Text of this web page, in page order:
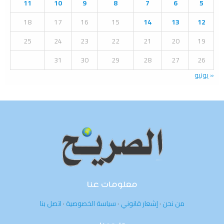
C
H
5
6
7
8
9
10
11
12
13
14
15
16
17
18
19
20
21
22
23
24
25
26
27
28
29
30
31
« يونيو
معلومات عنا
من نحن·إشعار قانوني·سياسة الخصوصية·اتصل بنا